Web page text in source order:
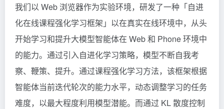
我们以 Web 浏览器作为实验环境，研发了一种「自进
化在线课程强化学习框架」以在真实在线环境中，从头
开始学习和提升大模型智能体在 Web 和 Phone 环境中
的能力。通过引入自进化学习策略，模型不断自我考
察、鞭策、提升。通过课程强化学习方法，该框架根据
智能体当前迭代轮次的能力水平，动态调整学习的任务
难度，以最大程度利用模型潜能。而通过 KL 散度控制